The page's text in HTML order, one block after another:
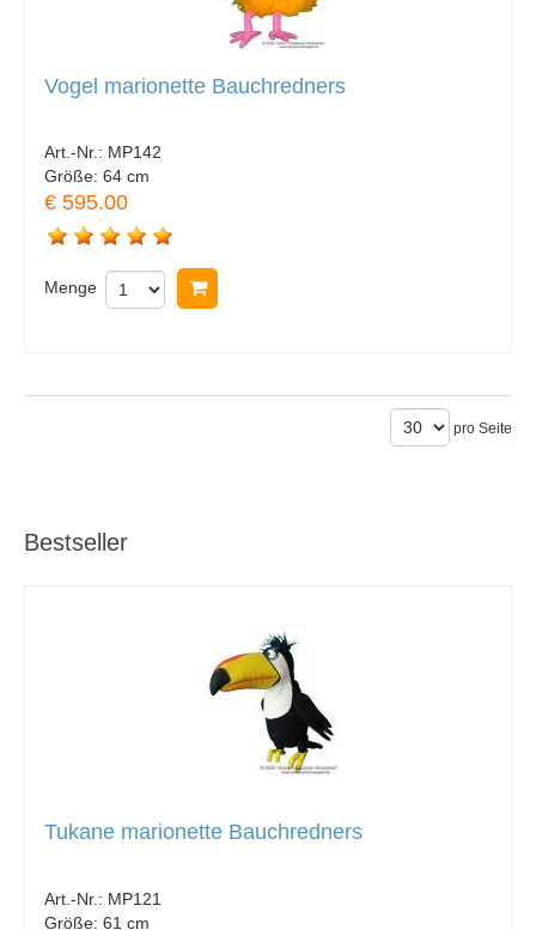
Vogel marionette Bauchredners
Art.-Nr.: MP142
Größe: 64 cm
€ 595.00
Menge
pro Seite
Bestseller
Tukane marionette Bauchredners
Art.-Nr.: MP121
Größe: 61 cm